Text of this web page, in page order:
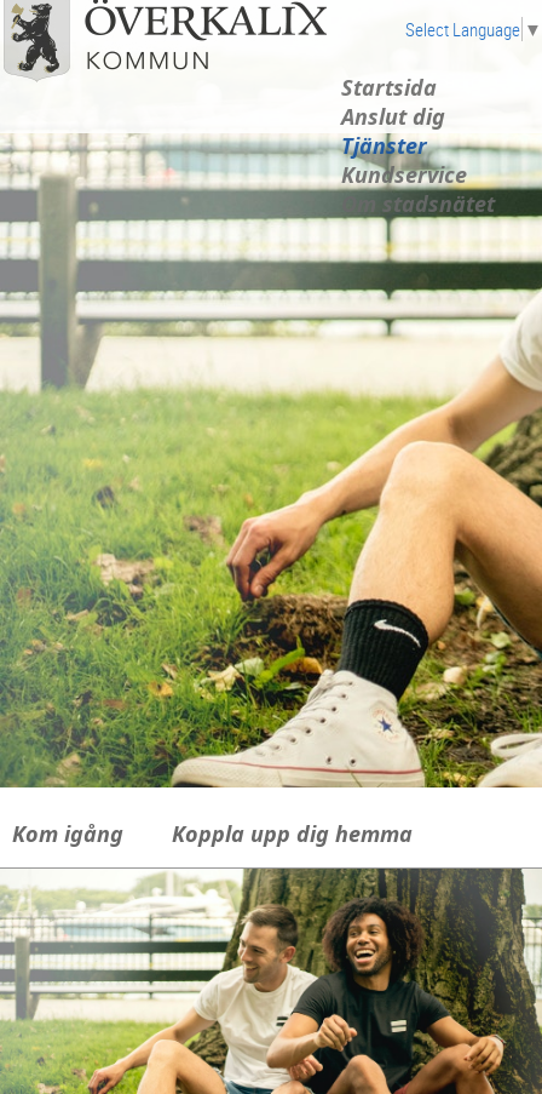
Startsida
Anslut dig
Tjänster
Kundservice
Om stadsnätet
Select Language ▼
Kom igång Koppla upp dig hemma